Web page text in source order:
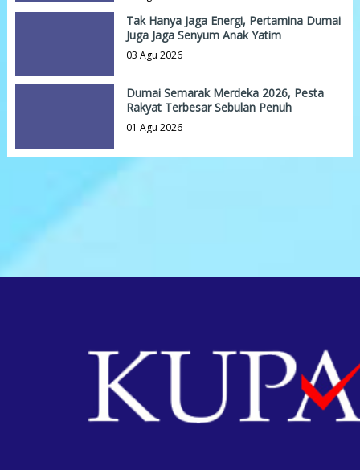
Tak Hanya Jaga Energi, Pertamina Dumai
Juga Jaga Senyum Anak Yatim
03 Agu 2026
Dumai Semarak Merdeka 2026, Pesta
Rakyat Terbesar Sebulan Penuh
01 Agu 2026